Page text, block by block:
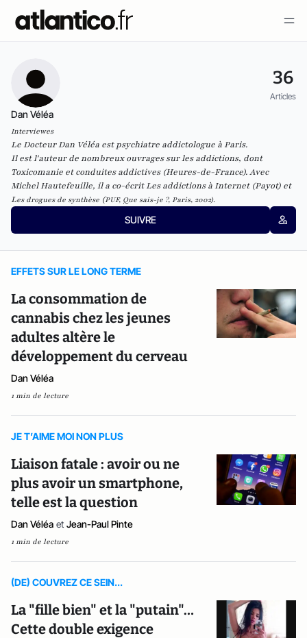
36
Articles
Dan Véléa
Interviewes
Le Docteur Dan Véléa est psychiatre addictologue à Paris.
Il est l'auteur de nombreux ouvrages sur les addictions, dont
Toxicomanie et conduites addictives(Heures-de-France). Avec
Michel Hautefeuille, il a co-écritLes addictions à Internet(Payot) et
Les drogues de synthèse (PUF, Que sais-je ?, Paris, 2002).
SUIVRE
EFFETS SUR LE LONG TERME
La consommation de
cannabis chez les jeunes
adultes altère le
développement du cerveau
Dan Véléa
1 min de lecture
JE T’AIME MOI NON PLUS
Liaison fatale : avoir ou ne
plus avoir un smartphone,
telle est la question
Dan Véléa et Jean-Paul Pinte
1 min de lecture
(DE) COUVREZ CE SEIN...
La "fille bien" et la "putain"…
Cette double exigence